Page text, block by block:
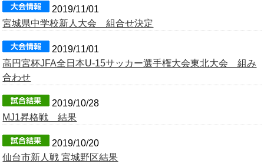
2019/11/01
宮城県中学校新人大会 組合せ決定
2019/11/01
高円宮杯JFA全日本U-15サッカー選手権大会東北大会 組み
合わせ
2019/10/28
MJ1昇格戦 結果
2019/10/20
仙台市新人戦 宮城野区結果